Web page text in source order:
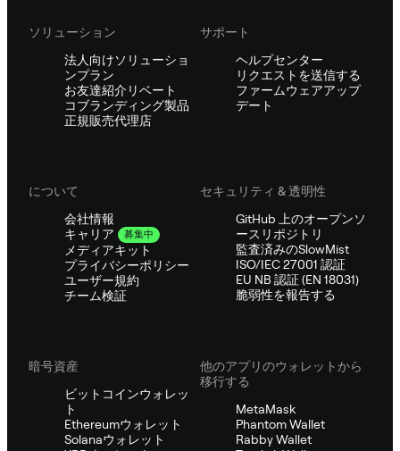
ソリューション
法人向けソリューショ
ンプラン
お友達紹介リベート
コブランディング製品
正規販売代理店
サポート
ヘルプセンター
リクエストを送信する
ファームウェアアップ
デート
について
会社情報
キャリア
募集中
メディアキット
プライバシーポリシー
ユーザー規約
チーム検証
セキュリティ & 透明性
GitHub 上のオープンソ
ースリポジトリ
監査済みのSlowMist
ISO/IEC 27001 認証
EU NB 認証 (EN 18031)
脆弱性を報告する
暗号資産
ビットコインウォレッ
ト
Ethereumウォレット
Solanaウォレット
他のアプリのウォレットから
移行する
MetaMask
Phantom Wallet
Rabby Wallet